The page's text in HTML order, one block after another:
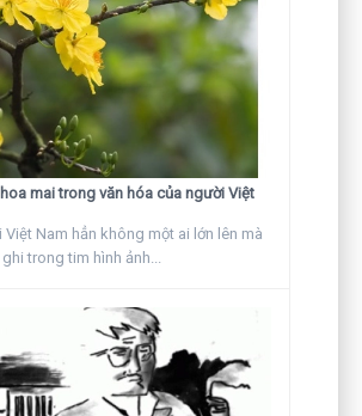
mai trong văn hóa của người Việt
Nam hẳn không một ai lớn lên mà
trong tim hình ảnh...